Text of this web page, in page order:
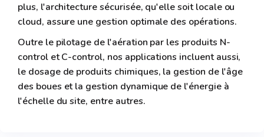
plus, l'architecture sécurisée, qu'elle soit locale ou
cloud, assure une gestion optimale des opérations.
Outre le pilotage de l'aération par les produits N-
control et C-control, nos applications incluent aussi,
le dosage de produits chimiques, la gestion de l'âge
des boues et la gestion dynamique de l'énergie à
l'échelle du site, entre autres.